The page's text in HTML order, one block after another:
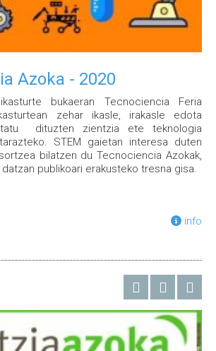
Azoka - 2020
bukaeran Tecnociencia Feria
zehar ikasle, irakasle edota
dituzten zientzia ete teknologia
STEM gaietan interesa duten
bilatzen du Tecnociencia Azokak,
publikoari erakusteko tresna gisa.
info